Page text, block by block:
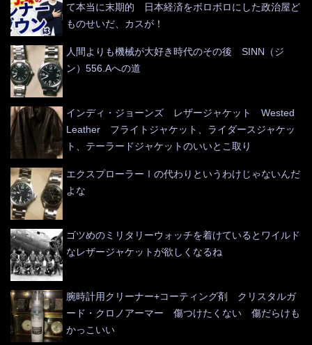
て本当に末期的 日本経済をボロボロにした政治屋ど
ものせいだ、カスが！
人間よりも機械が大好き時代のその後 SINN（ジ
ン）556.Aへの道
インディ・ジョーンズ レザージャケット Wested
Leather フライトジャケット、ライダースジャケッ
ト、テーラードジャケットのいいとこ取り
エクスプローラーⅠの代わりというわけじゃないんだ
よな
ゴツめのミリタリーウォッチを着けているとワイルド
なレザージャケットが欲しくなるね
腕時計用クリーナー+コーティング剤 クリスタルガ
ード・クロノアーマー 傷つけたくない 傷だらけも
かっこいい